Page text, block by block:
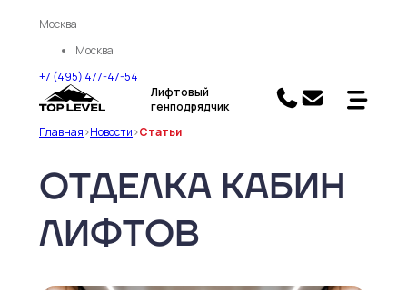
Москва
Москва
+7 (495) 477-47-54
Лифтовый
генподрядчик
Главная>Новости>Статьи
ОТДЕЛКА КАБИН
ЛИФТОВ